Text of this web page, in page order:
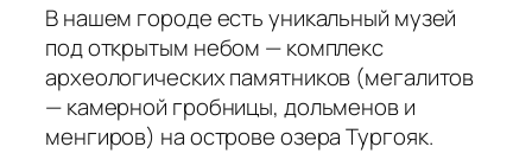
В нашем городе есть уникальный музей
под открытым небом — комплекс
археологических памятников (мегалитов
— камерной гробницы, дольменов и
менгиров) на острове озера Тургояк.